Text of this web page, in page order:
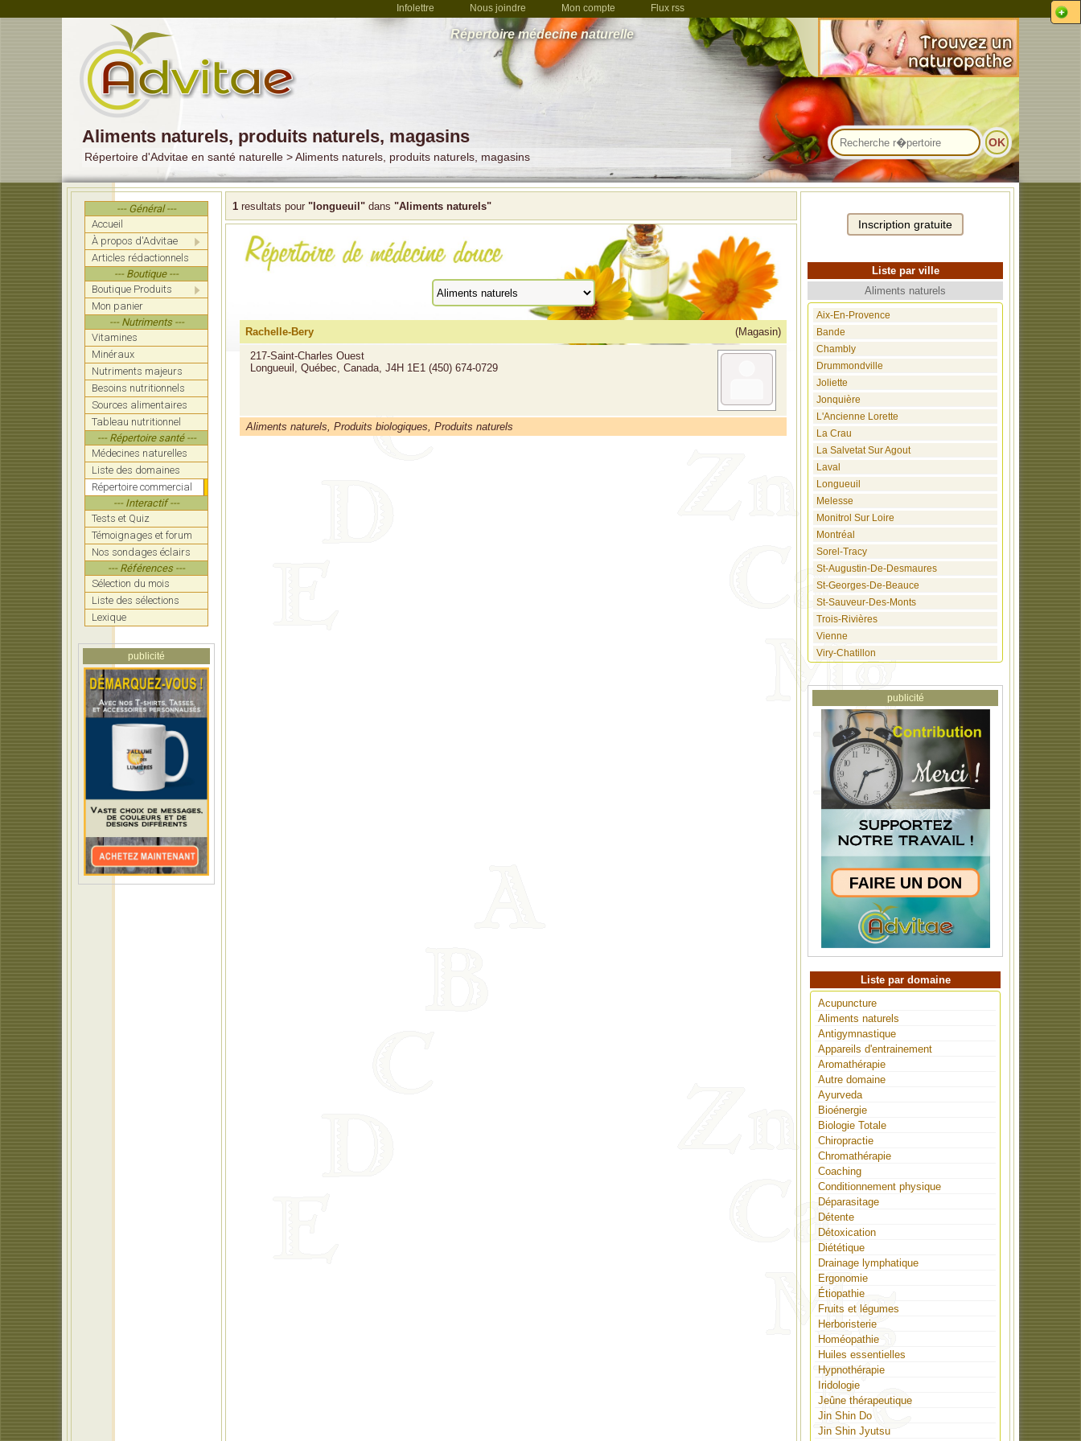
Infolettre Nous joindre Mon compte Flux rss
Répertoire médecine naturelle
Aliments naturels, produits naturels, magasins
Répertoire d'Advitae en santé naturelle > Aliments naturels, produits naturels, magasins
--- Général ---
Accueil
À propos d'Advitae
Articles rédactionnels
--- Boutique ---
Boutique Produits
Mon panier
--- Nutriments ---
Vitamines
Minéraux
Nutriments majeurs
Besoins nutritionnels
Sources alimentaires
Tableau nutritionnel
--- Répertoire santé ---
Médecines naturelles
Liste des domaines
Répertoire commercial
--- Interactif ---
Tests et Quiz
Témoignages et forum
Nos sondages éclairs
--- Références ---
Sélection du mois
Liste des sélections
Lexique
publicité
1 resultats pour "longueuil" dans "Aliments naturels"
Liste par ville
Aliments naturels
Aix-En-Provence
Bande
Chambly
Drummondville
Joliette
Jonquière
L'Ancienne Lorette
La Crau
La Salvetat Sur Agout
Laval
Longueuil
Melesse
Monitrol Sur Loire
Montréal
Sorel-Tracy
St-Augustin-De-Desmaures
St-Georges-De-Beauce
St-Sauveur-Des-Monts
Trois-Rivières
Vienne
Viry-Chatillon
publicité
Liste par domaine
Acupuncture
Aliments naturels
Antigymnastique
Appareils d'entrainement
Aromathérapie
Autre domaine
Ayurveda
Bioénergie
Biologie Totale
Chiropractie
Chromathérapie
Coaching
Conditionnement physique
Déparasitage
Détente
Détoxication
Diététique
Drainage lymphatique
Ergonomie
Étiopathie
Fruits et légumes
Herboristerie
Homéopathie
Huiles essentielles
Hypnothérapie
Iridologie
Jeûne thérapeutique
Jin Shin Do
Jin Shin Jyutsu
Rachelle-Bery
(Magasin)
217-Saint-Charles Ouest
Longueuil, Québec, Canada, J4H 1E1 (450) 674-0729
Aliments naturels, Produits biologiques, Produits naturels